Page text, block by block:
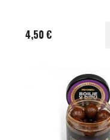
4,50 €